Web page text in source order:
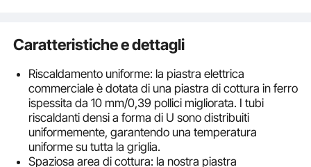
Caratteristiche e dettagli
Riscaldamento uniforme: la piastra elettrica
commerciale è dotata di una piastra di cottura in ferro
ispessita da 10 mm/0,39 pollici migliorata. I tubi
riscaldanti densi a forma di U sono distribuiti
uniformemente, garantendo una temperatura
uniforme su tutta la griglia.
Spaziosa area di cottura: la nostra piastra